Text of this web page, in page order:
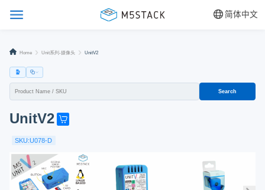
简体中文
Home Unit系列-摄像头 UnitV2
Search
UnitV2 G
o
n
e
SKU:U078-D